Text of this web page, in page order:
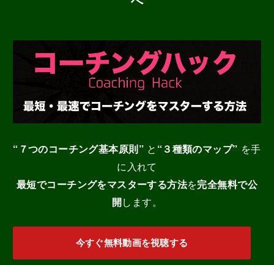
“７つのコーチング基本原則”と “３種類のマップ” を手
に入れて
最短でコーチングをマスターする方法を完全無料で公
開します。
今すぐ無料動画を視聴する